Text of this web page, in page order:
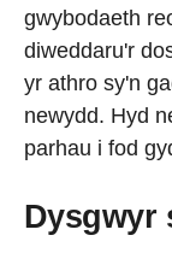
gwybodaeth
diweddaru'r
yr athro sy'n
newydd. Hyd
parhau i fod
Dysgwyr